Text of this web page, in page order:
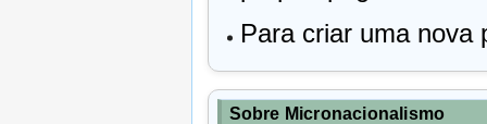
Para criar uma nova
Sobre Micronacionalismo